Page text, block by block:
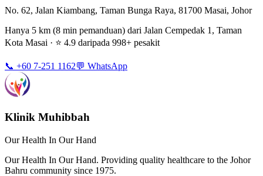
No. 62, Jalan Kiambang, Taman Bunga Raya, 81700 Masai, Johor
Hanya 5 km (8 min pemanduan) dari Jalan Cempedak 1, Taman
Kota Masai · ⭐ 4.9 daripada 998+ pesakit
📞 +60 7-251 1162💬 WhatsApp
Klinik Muhibbah
Our Health In Our Hand
Our Health In Our Hand. Providing quality healthcare to the Johor
Bahru community since 1975.